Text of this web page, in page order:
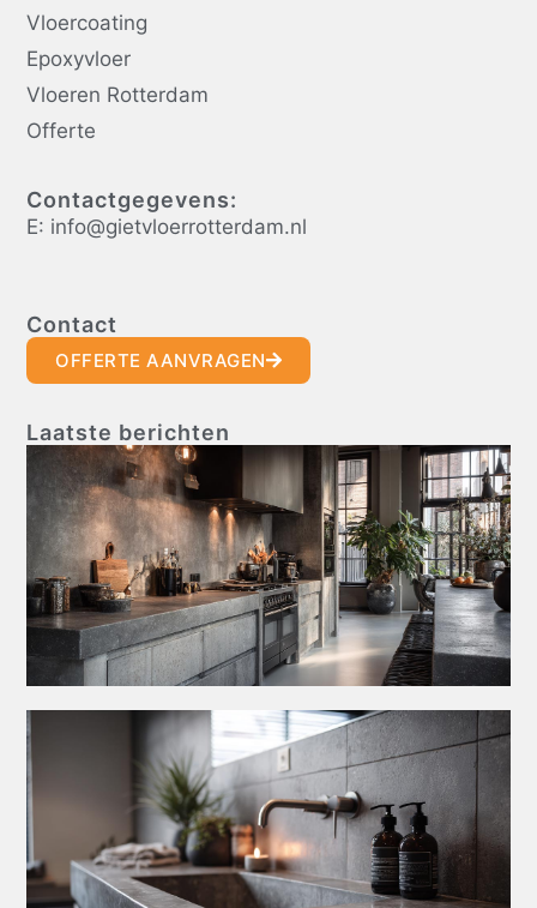
Vloercoating
Epoxyvloer
Vloeren Rotterdam
Offerte
Contactgegevens:
E: info@gietvloerrotterdam.nl
Contact
OFFERTE AANVRAGEN
Laatste berichten